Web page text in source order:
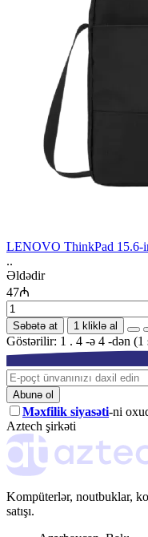
LENOVO ThinkPad 15.6-
..
Əldədir
47₼
Səbətə at 1 kliklə al
Göstərilir: 1 . 4 -ə 4 -dən (1
Abunə ol
Məxfilik siyasəti-ni
Aztech şirkəti
Kompüterlər, noutbuklar,
satışı.